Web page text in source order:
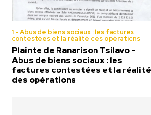
1 - Abus de biens sociaux : les factures
contestées et la réalité des opérations
Plainte de Ranarison Tsilavo –
Abus de biens sociaux : les
factures contestées et la réalité
des opérations